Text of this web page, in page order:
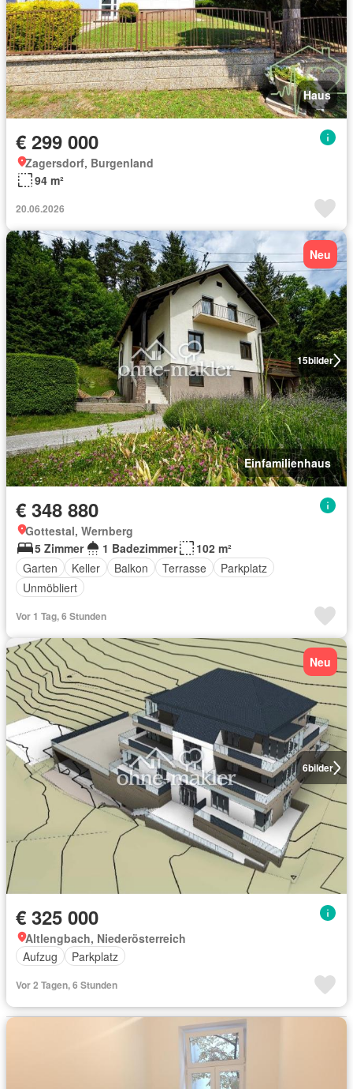
Haus
€ 299 000
Zagersdorf, Burgenland
94 m²
20.06.2026
15bilder
Neu
Einfamilienhaus
€ 348 880
Gottestal, Wernberg
5 Zimmer
1 Badezimmer
102 m²
Garten
Keller Balkon Terrasse
Parkplatz
Unmöbliert
Vor 1 Tag, 6 Stunden
6bilder
Neu
€ 325 000
Altlengbach, Niederösterreich
Aufzug
Parkplatz
Vor 2 Tagen, 6 Stunden